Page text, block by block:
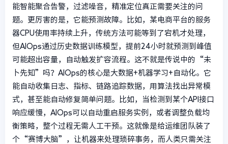
能智能聚合告警，过滤噪音，精准定位真正需要关注的问
题。更厉害的是，它能预测故障。比如，某电商平台的服务
器CPU使用率持续上升，传统方法可能等到了宕机才处理，
但AIOps通过历史数据训练模型，提前24小时就预测到峰值
可能超出容量，自动触发扩容流程。这不就是传说中的“未
卜先知”吗？AIOps的核心是大数据+机器学习+自动化。它
能自动收集日志、指标、链路追踪数据，用算法找出异常模
式，甚至能自动修复简单问题。比如，当检测到某个API接口
响应缓慢，AIOps可以自动重启服务实例，或者调整负载均
衡策略，整个过程无需人工干预。这就像是给运维团队装了
个“赛博大脑”，让机器来处理琐碎事务，而人类只需关注